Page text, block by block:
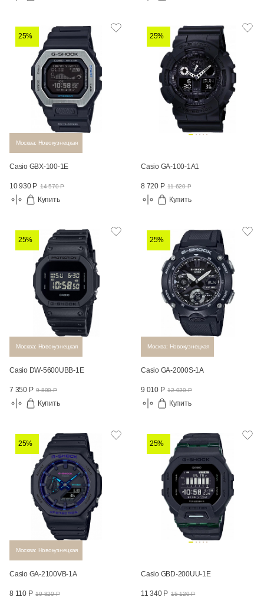
25%
Москва: Новокузнецкая
Casio GBX-100-1E
10 930 Р 14 570 Р
Купить
25%
Casio GA-100-1A1
8 720 Р 11 620 Р
Купить
25%
Москва: Новокузнецкая
Casio DW-5600UBB-1E
7 350 Р 9 800 Р
Купить
25%
Москва: Новокузнецкая
Casio GA-2000S-1A
9 010 Р 12 020 Р
Купить
25%
Москва: Новокузнецкая
Casio GA-2100VB-1A
8 110 Р 10 820 Р
25%
Casio GBD-200UU-1E
11 340 Р 15 120 Р